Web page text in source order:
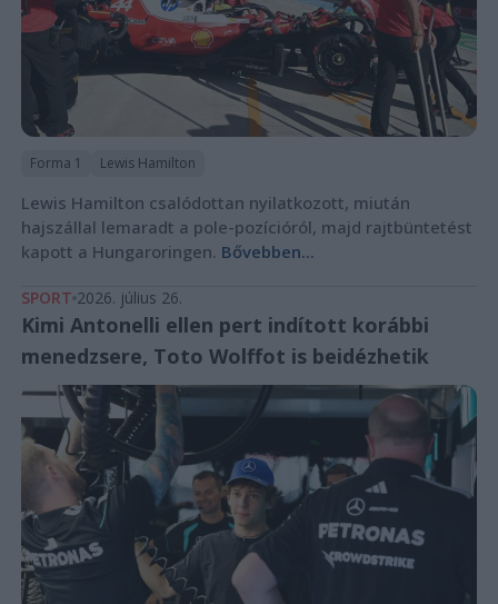
Forma 1 Lewis Hamilton
Lewis Hamilton csalódottan nyilatkozott, miután
hajszállal lemaradt a pole-pozícióról, majd rajtbüntetést
kapott a Hungaroringen. Bővebben...
SPORT 2026. július 26.
Kimi Antonelli ellen pert indított korábbi
menedzsere, Toto Wolffot is beidézhetik